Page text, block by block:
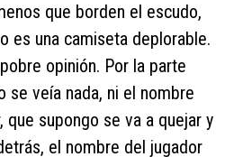
que borden el escudo,
es una camiseta deplorable.
opinión. Por la parte
se veía nada, ni el nombre
que supongo se va a quejar y
el nombre del jugador